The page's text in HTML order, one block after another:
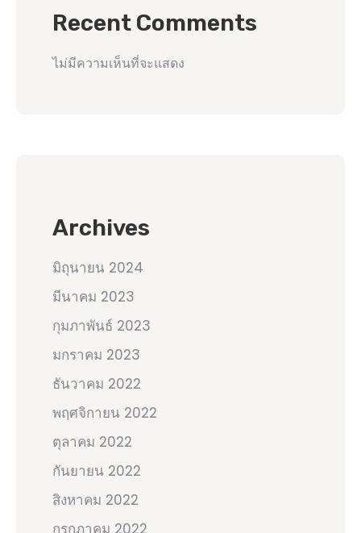
Recent Comments
ไม่มีความเห็นที่จะแสดง
Archives
มิถุนายน 2024
มีนาคม 2023
กุมภาพันธ์ 2023
มกราคม 2023
ธันวาคม 2022
พฤศจิกายน 2022
ตุลาคม 2022
กันยายน 2022
สิงหาคม 2022
กรกฎาคม 2022